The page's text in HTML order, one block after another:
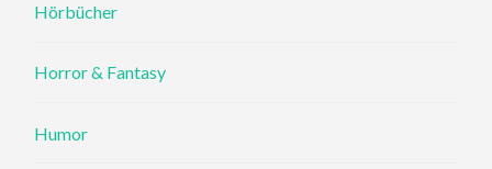
Hörbücher
Horror & Fantasy
Humor